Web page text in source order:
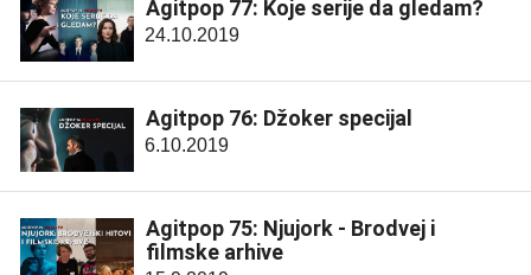
Agitpop 77: Koje serije da gledam?
24.10.2019
Agitpop 76: Džoker specijal
6.10.2019
Agitpop 75: Njujork - Brodvej i
filmske arhive